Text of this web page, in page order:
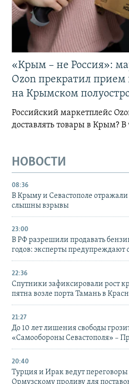
«Крым – не Россия»:
Ozon прекратил прием
на Крымском
Российский маркетплейс
доставлять товары в Крым?
НОВОСТИ
08:36
В Крыму и Севастополе
слышны взрывы
23:00
В РФ разрешили продавать
годов: эксперты предупреждают
22:36
Спутники зафиксировали рост
пятна возле порта Тамань в
21:27
До 10 лет лишения свободы
«Самообороны Севастополя» –
20:40
Турция и Ирак ведут переговоры
Ормузскому проливу для